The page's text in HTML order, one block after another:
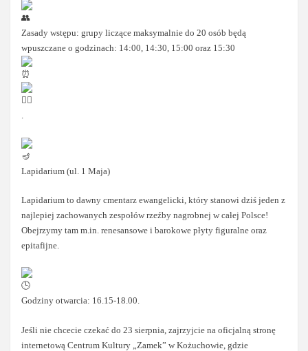
Zasady wstępu: grupy liczące maksymalnie do 20 osób będą
wpuszczane o godzinach: 14:00, 14:30, 15:00 oraz 15:30
.
Lapidarium (ul. 1 Maja)
Lapidarium to dawny cmentarz ewangelicki, który stanowi dziś jeden z
najlepiej zachowanych zespołów rzeźby nagrobnej w całej Polsce!
Obejrzymy tam m.in. renesansowe i barokowe płyty figuralne oraz
epitafijne.
Godziny otwarcia: 16.15-18.00.
Jeśli nie chcecie czekać do 23 sierpnia, zajrzyjcie na oficjalną stronę
internetową Centrum Kultury „Zamek” w Kożuchowie, gdzie